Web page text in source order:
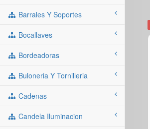
Barrales Y Soportes
Bocallaves
Bordeadoras
Buloneria Y Tornilleria
Cadenas
Candela Iluminacion